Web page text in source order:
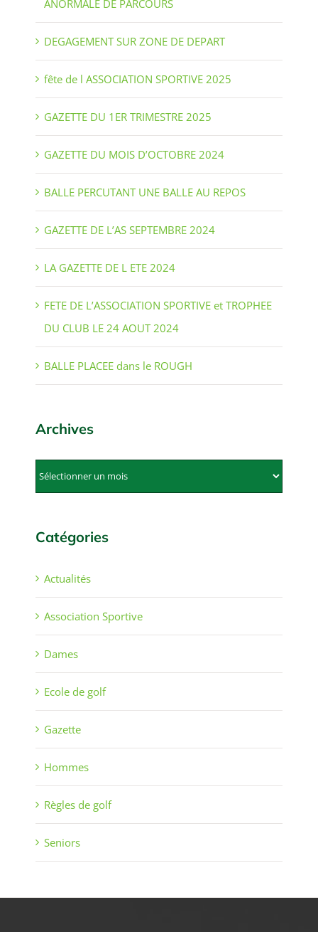
ANORMALE DE PARCOURS
DEGAGEMENT SUR ZONE DE DEPART
fête de l ASSOCIATION SPORTIVE 2025
GAZETTE DU 1ER TRIMESTRE 2025
GAZETTE DU MOIS D’OCTOBRE 2024
BALLE PERCUTANT UNE BALLE AU REPOS
GAZETTE DE L’AS SEPTEMBRE 2024
LA GAZETTE DE L ETE 2024
FETE DE L’ASSOCIATION SPORTIVE et TROPHEE
DU CLUB LE 24 AOUT 2024
BALLE PLACEE dans le ROUGH
Archives
Archives
Catégories
Actualités
Association Sportive
Dames
Ecole de golf
Gazette
Hommes
Règles de golf
Seniors